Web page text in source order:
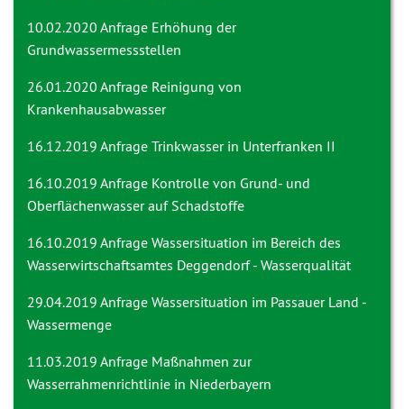
10.02.2020 Anfrage Erhöhung der
Grundwassermessstellen
26.01.2020 Anfrage Reinigung von
Krankenhausabwasser
16.12.2019 Anfrage Trinkwasser in Unterfranken II
16.10.2019 Anfrage Kontrolle von Grund- und
Oberflächenwasser auf Schadstoffe
16.10.2019 Anfrage Wassersituation im Bereich des
Wasserwirtschaftsamtes Deggendorf - Wasserqualität
29.04.2019 Anfrage Wassersituation im Passauer Land -
Wassermenge
11.03.2019 Anfrage Maßnahmen zur
Wasserrahmenrichtlinie in Niederbayern